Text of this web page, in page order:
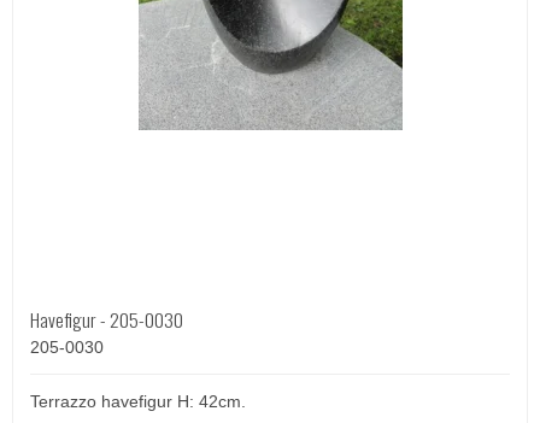
Havefigur - 205-0030
205-0030
Terrazzo havefigur H: 42cm.